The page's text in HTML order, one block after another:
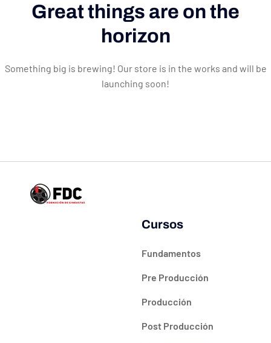
Great things are on the
horizon
Something big is brewing! Our store is in the works and will be
launching soon!
Cursos
Fundamentos
Pre Producción
Producción
Post Producción